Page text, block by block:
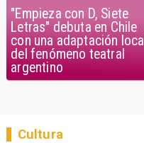
"Empieza con D, Siete
Letras" debuta en Chile
con una adaptación local
del fenómeno teatral
argentino
Cultura